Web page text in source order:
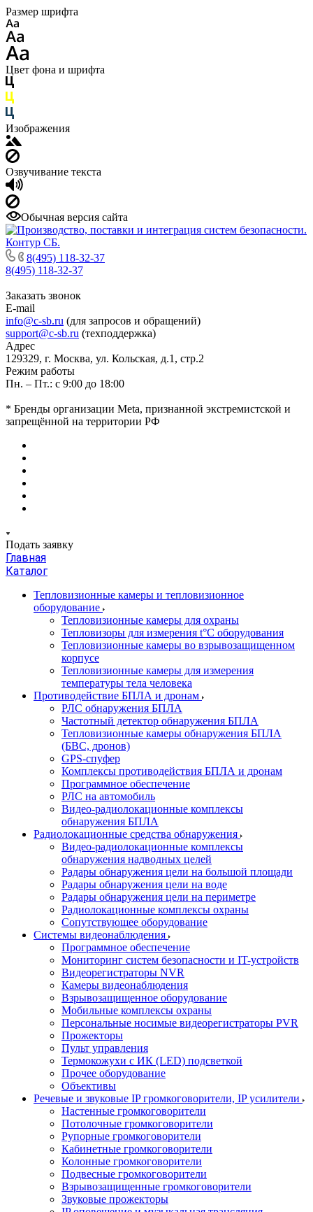
Размер шрифта
Цвет фона и шрифта
Изображения
Озвучивание текста
Обычная версия сайта
8(495) 118-32-37
8(495) 118-32-37
Заказать звонок
E-mail
info@c-sb.ru (для запросов и обращений)
support@c-sb.ru (техподдержка)
Адрес
129329, г. Москва, ул. Кольская, д.1, стр.2
Режим работы
Пн. – Пт.: с 9:00 до 18:00
* Бренды организации Meta, признанной экстремистской и
запрещённой на территории РФ
Подать заявку
Главная
Каталог
Тепловизионные камеры и тепловизионное
оборудование
Тепловизионные камеры для охраны
Тепловизоры для измерения t°С оборудования
Тепловизионные камеры во взрывозащищенном
корпусе
Тепловизионные камеры для измерения
температуры тела человека
Противодействие БПЛА и дронам
РЛС обнаружения БПЛА
Частотный детектор обнаружения БПЛА
Тепловизионные камеры обнаружения БПЛА
(БВС, дронов)
GPS-спуфер
Комплексы противодействия БПЛА и дронам
Программное обеспечение
РЛС на автомобиль
Видео-радиолокационные комплексы
обнаружения БПЛА
Радиолокационные средства обнаружения
Видео-радиолокационные комплексы
обнаружения надводных целей
Радары обнаружения цели на большой площади
Радары обнаружения цели на воде
Радары обнаружения цели на периметре
Радиолокационные комплексы охраны
Сопутствующее оборудование
Системы видеонаблюдения
Программное обеспечение
Мониторинг систем безопасности и IT-устройств
Видеорегистраторы NVR
Камеры видеонаблюдения
Взрывозащищенное оборудование
Мобильные комплексы охраны
Персональные носимые видеорегистраторы PVR
Прожекторы
Пульт управления
Термокожухи с ИК (LED) подсветкой
Прочее оборудование
Объективы
Речевые и звуковые IP громкоговорители, IP усилители
Настенные громкоговорители
Потолочные громкоговорители
Рупорные громкоговорители
Кабинетные громкоговорители
Колонные громкоговорители
Подвесные громкоговорители
Взрывозащищенные громкоговорители
Звуковые прожекторы